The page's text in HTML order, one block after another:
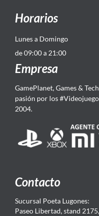
Horarios
Lunes a Domingo
de 09:00 a 21:00
Empresa
GamePlanet, Games &
pasión por los
2004.
Contacto
Sucursal Poeta Lugones:
Paseo Libertad, stand